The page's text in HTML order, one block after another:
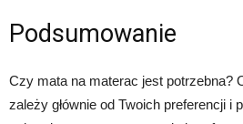
Podsumowanie
Czy mata na materac jest potrzebna?
zależy głównie od Twoich preferencji i